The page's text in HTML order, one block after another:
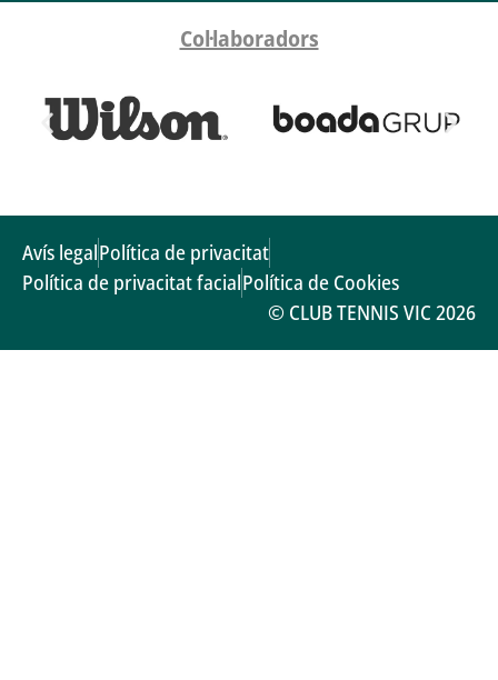
Col·laboradors
© CLUB TENNIS VIC 2026
Avís legalPolítica de privacitat
Política de privacitat facialPolítica de Cookies